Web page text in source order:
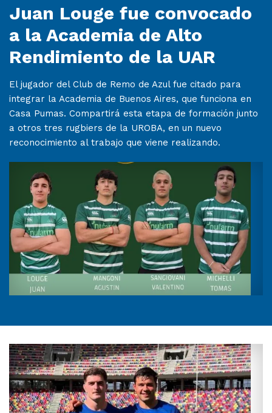
Juan Louge fue convocado
a la Academia de Alto
Rendimiento de la UAR
El jugador del Club de Remo de Azul fue citado para
integrar la Academia de Buenos Aires, que funciona en
Casa Pumas. Compartirá esta etapa de formación junto
a otros tres rugbiers de la UROBA, en un nuevo
reconocimiento al trabajo que viene realizando.